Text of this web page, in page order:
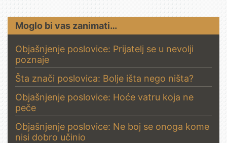
Moglo bi vas zanimati…
Objašnjenje poslovice: Prijatelj se u nevolji
poznaje
Šta znači poslovica: Bolje išta nego ništa?
Objašnjenje poslovice: Hoće vatru koja ne
peče
Objašnjenje poslovice: Ne boj se onoga kome
nisi dobro učinio